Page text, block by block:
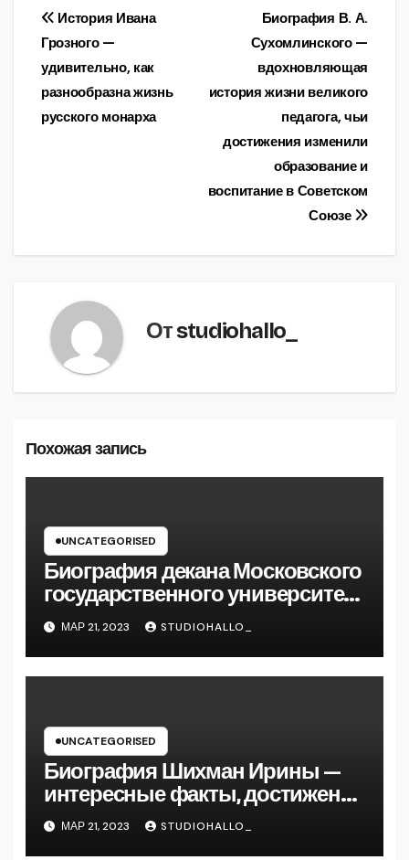
Навигация
по
записям
Биография В. А.
Сухомлинского —
вдохновляющая
история жизни великого
педагога, чьи
достижения изменили
образование и
воспитание в Советском
Союзе
История Ивана
Грозного —
удивительно, как
разнообразна жизнь
русского монарха
Отstudiohallo_
Похожая запись
UNCATEGORISED
Биография декана Московского
государственного университета
Андрея Сидорова — от студента
до руководителя
МАР 21, 2023 STUDIOHALLO_
UNCATEGORISED
Биография Шихман Ирины —
интересные факты, достижения
и путь к успеху
МАР 21, 2023 STUDIOHALLO_